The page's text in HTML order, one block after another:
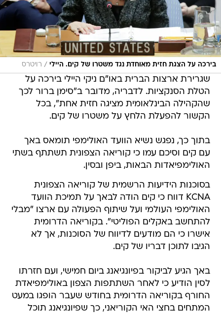
בירכה על הצגת חזית מאוחדת נגד משטרו של קים. היילי / רויטרס
שגרירת ארצות הברית באו"ם ניקי היילי בירכה על
הטלת הסנקציות. לדבריה, מדובר ב"סימן ברור לכך
שהקהילה הבינלאומית מציגה חזית אחת", בכל
הקשור להפעלת הלחץ על משטרו של קים.
בתוך כך, נפגש נשיא הוועד האולימפי תומאס באך
עם קים וסיכם עמו כי קוריאה הצפונית תשתתף בשתי
האולימפיאדות הבאות, ביפן ובסין.
בסוכנות הידיעות הרשמית של קוריאה הצפונית
KCNA דווח כי קים הודה לבאך על תמיכת הוועד
האולימפי העולמי ועל שיתוף הפעולה עם ארצו "מבלי
להתחשב באקלים הפוליטי". בקוריאה הדרומית
אישרו כי הם מודעים לדיווח של הסוכנות, אך לא
הגיבו לתוכן דבריו של קים.
באך הגיע לביקור בפיונגיאנג ביום חמישי, ועם חזרתו
לסין הודיע כי לאחר השתתפות הצפון באולימפיאדת
החורף בקוריאה הדרומית בחודש שעבר הופגו במעט
המתחים בחצי האי הקוריאני, כך שפיונגיאנג תוכל